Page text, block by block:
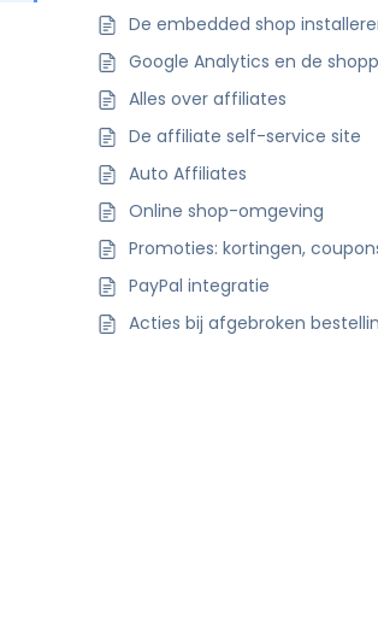
De embedded shop
Google Analytics en de
Alles over affiliates
De affiliate self-service site
Auto Affiliates
Online shop-omgeving
Promoties: kortingen,
PayPal integratie
Acties bij afgebroken